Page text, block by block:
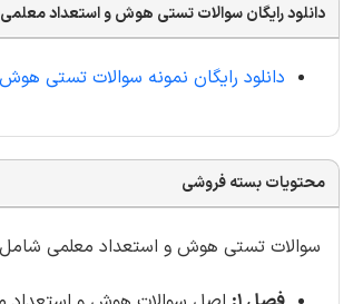
دانلود رایگان سوالات تستی هوش و استعداد معلمی
دانلود رایگان نمونه سوالات تستی
محتویات بسته فروشی
سوالات تستی هوش و استعداد معلمی شامل 178 سوال با